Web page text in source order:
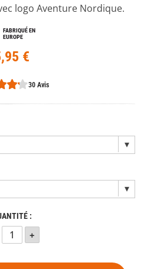
logo Aventure Nordique.
FABRIQUÉ EN
EUROPE
€
30 Avis
: